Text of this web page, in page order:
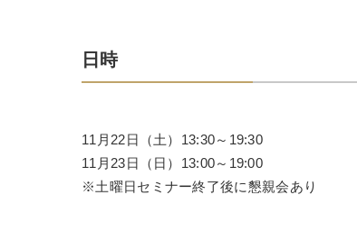
日時
11月22日（土）13:30～19:30
11月23日（日）13:00～19:00
※土曜日セミナー終了後に懇親会あり